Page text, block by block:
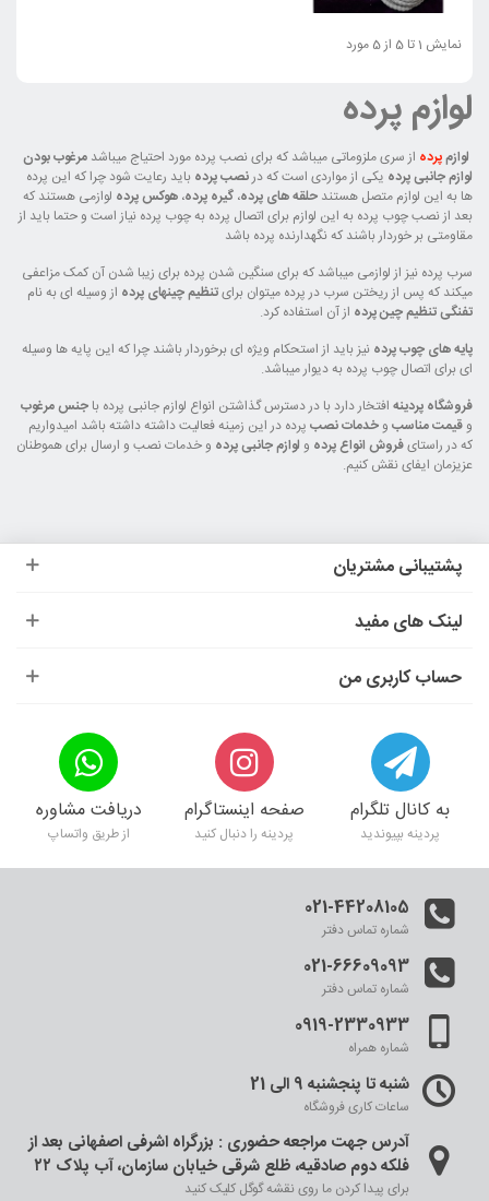
نمایش 1 تا 5 از 5 مورد
لوازم پرده
لوازمپرده از سری ملزوماتی میباشد که برای نصب پرده مورد احتیاج میباشد مرغوب بودن
لوازم جانبی پرده یکی از مواردی است که درنصب پرده باید رعایت شود چرا که این پرده
ها به این لوازم متصل هستند حلقه های پرده، گیره پرده، هوکس پرده لوازمی هستند که
بعد از نصب چوب پرده به این لوازم برای اتصال پرده به چوب پرده نیاز است و حتما باید از
مقاومتی بر خوردار باشند که نگهدارنده پرده باشد
سرب پرده نیز از لوازمی میباشد که برای سنگین شدن پرده برای زیبا شدن آن کمک مزاعفی
میکند که پس از ریختن سرب در پرده میتوان برایتنظیم چینهای پرده از وسیله ای به نام
تفنگی تنظیم چین پرده از آن استفاده کرد.
پایه های چوب پرده نیز باید از استحکام ویژه ای برخوردار باشند چرا که این پایه ها وسیله
ای برای اتصال چوب پرده به دیوار میباشد.
فروشگاه پردینه افتخار دارد با در دسترس گذاشتن انواع لوازم جانبی پرده با جنس مرغوب
وقیمت مناسب وخدمات نصب پرده در این زمینه فعالیت داشته داشته باشد امیدواریم
که در راستایفروش انواع پرده و لوازم جانبی پرده و خدمات نصب و ارسال برای هموطنان
عزیزمان ایفای نقش کنیم.
پشتیبانی مشتریان
لینک های مفید
حساب کاربری من
به کانال تلگرام
پردینه بپیوندید
صفحه اینستاگرام
پردینه را دنبال کنید
دریافت مشاوره
از طریق واتساپ
021-44208105
شماره تماس دفتر
021-66609093
شماره تماس دفتر
0919-2330933
شماره همراه
شنبه تا پنجشنبه 9 الی 21
ساعات کاری فروشگاه
آدرس جهت مراجعه حضوری : بزرگراه اشرفی اصفهانی بعد از
فلکه دوم صادقیه، ظلع شرقی خیابان سازمان، آب پلاک ۲۲
برای پیدا کردن ما روی نقشه گوگل کلیک کنید